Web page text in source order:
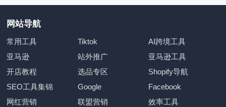
网站导航
常用工具 Tiktok
AI跨境工具
亚马逊
站外推广
亚马逊工具
开店教程
选品专区
Shopify导航
SEO工具集锦
Google
Facebook
网红营销
联盟营销
效率工具